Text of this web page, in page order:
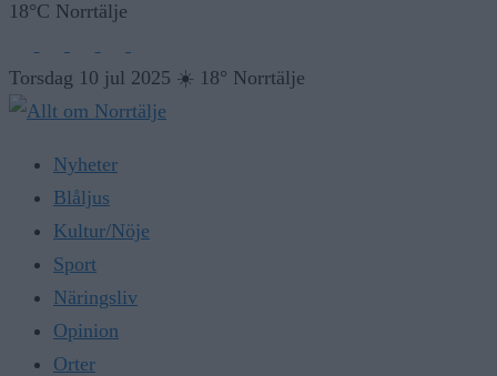
18°C Norrtälje
Torsdag 10 jul 2025 ☀️ 18° Norrtälje
Nyheter
Blåljus
Kultur/Nöje
Sport
Näringsliv
Opinion
Orter